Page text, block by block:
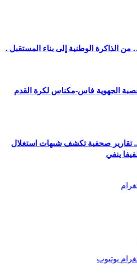
من الذاكرة الوطنية إلى بناء المستقبل .
الجهوية فاس-مكناس لكرة القدم
تقارير صحفية تكشف شبهات استغلال
ينفي
يوتيوب